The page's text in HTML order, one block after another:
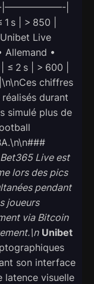
|——————-|
| > 850 |
Live
Allemand •
2 s | > 600 |
chiffres
durant
simulé plus de
Bet365 Liveest
lors des pics
pendant
joueurs
via Bitcoin
Unibet
son interface
latence visuelle